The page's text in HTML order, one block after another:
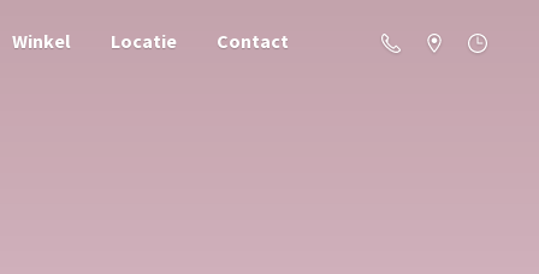
Winkel Locatie Contact